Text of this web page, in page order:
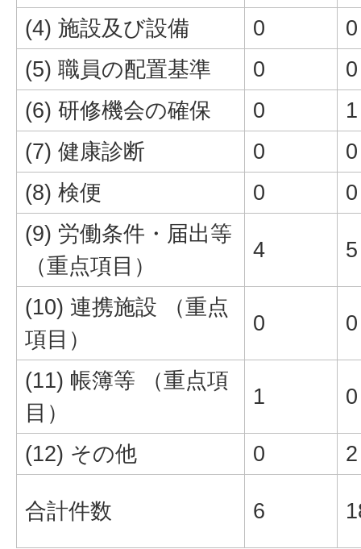
(4) 施設及び設備
0
0
(5) 職員の配置基準
0
0
(6) 研修機会の確保
0
1
(7) 健康診断
0
0
(8) 検便
0
0
(9) 労働条件・届出等
（重点項目）
4 5
(10) 連携施設 （重点
項目）
0 0
(11) 帳簿等 （重点項
目）
1 0
(12) その他 0 2
合計件数 6